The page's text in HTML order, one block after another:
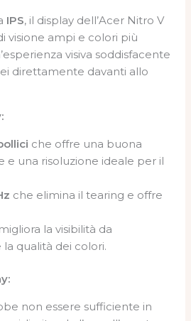
IPS, il display dell’Acer Nitro V
visione ampi e colori più
visiva soddisfacente
direttamente davanti allo
che offre una buona
e una risoluzione ideale per il
che elimina il tearing e offre
la visibilità da
qualità dei colori.
non essere sufficiente in